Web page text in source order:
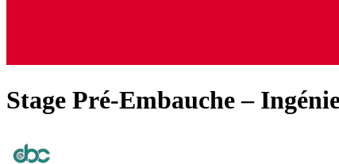
Stage Pré-Embauche –